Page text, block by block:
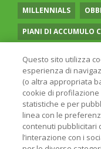
MILLENNIALS
PIANI DI ACCUMULO
RISPARMIO GESTITO
TASSI
Questo sito utilizza
esperienza di
(o altra appropriata
cookie di
statistiche e per
linea con le
contenuti pubblicitari
l’interazione con i